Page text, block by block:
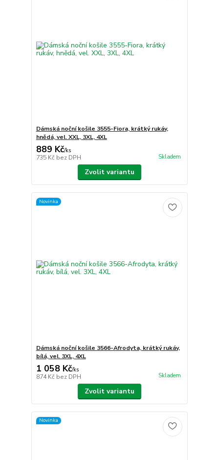
Dámská noční košile 3555-Fiora, krátký rukáv,
hnědá, vel. XXL, 3XL, 4XL
889 Kč/ks
735 Kč bez DPH Skladem
Zvolit variantu
Novinka
Dámská noční košile 3566-Afrodyta, krátký rukáv,
bílá, vel. 3XL, 4XL
1 058 Kč/ks
874 Kč bez DPH Skladem
Zvolit variantu
Novinka